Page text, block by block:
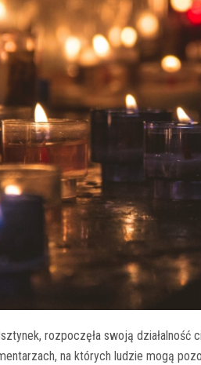
rozpoczęła swoją działalność
na których ludzie mogą